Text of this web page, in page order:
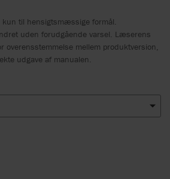
kun til hensigtsmæssige formål.
uden forudgående varsel. Læserens
overensstemmelse mellem produktversion,
udgave af manualen.